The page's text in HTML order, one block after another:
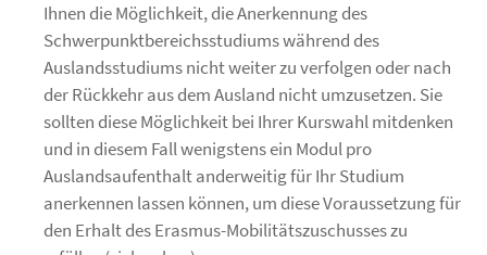
Ihnen die Möglichkeit, die Anerkennung des
Schwerpunktbereichsstudiums während des
Auslandsstudiums nicht weiter zu verfolgen oder nach
der Rückkehr aus dem Ausland nicht umzusetzen. Sie
sollten diese Möglichkeit bei Ihrer Kurswahl mitdenken
und in diesem Fall wenigstens ein Modul pro
Auslandsaufenthalt anderweitig für Ihr Studium
anerkennen lassen können, um diese Voraussetzung für
den Erhalt des Erasmus-Mobilitätszuschusses zu